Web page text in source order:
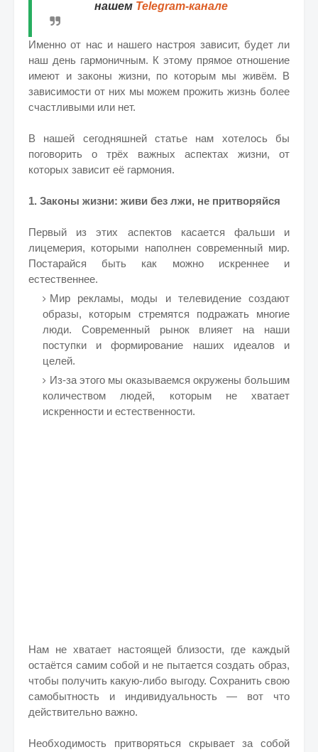
нашем Telegram-канале
Именно от нас и нашего настроя зависит, будет ли
наш день гармоничным. К этому прямое отношение
имеют и законы жизни, по которым мы живём. В
зависимости от них мы можем прожить жизнь более
счастливыми или нет.
В нашей сегодняшней статье нам хотелось бы
поговорить о трёх важных аспектах жизни, от
которых зависит её гармония.
1. Законы жизни: живи без лжи, не притворяйся
Первый из этих аспектов касается фальши и
лицемерия, которыми наполнен современный мир.
Постарайся быть как можно искреннее и
естественнее.
Мир рекламы, моды и телевидение создают
образы, которым стремятся подражать многие
люди. Современный рынок влияет на наши
поступки и формирование наших идеалов и
целей.
Из-за этого мы оказываемся окружены большим
количеством людей, которым не хватает
искренности и естественности.
Нам не хватает настоящей близости, где каждый
остаётся самим собой и не пытается создать образ,
чтобы получить какую-либо выгоду. Сохранить свою
самобытность и индивидуальность — вот что
действительно важно.
Необходимость притворяться скрывает за собой